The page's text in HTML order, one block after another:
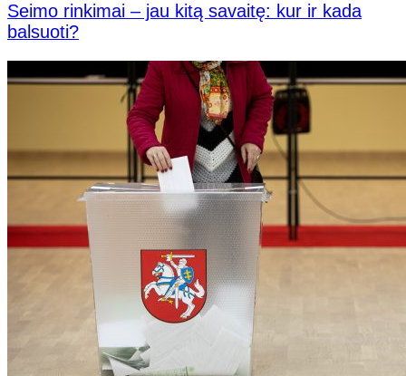
Seimo rinkimai – jau kitą savaitę: kur ir kada
balsuoti?